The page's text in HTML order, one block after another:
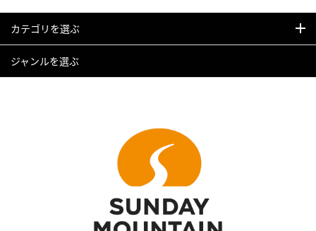
カテゴリを選ぶ
ジャンルを選ぶ